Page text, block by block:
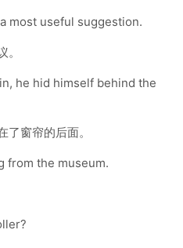
most useful suggestion.
he hid himself behind the
窗帘的后面。
from the museum.